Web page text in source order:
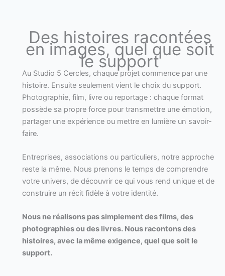
Des histoires racontées
en images, quel que soit
le support
Au Studio 5 Cercles, chaque projet commence par une
histoire. Ensuite seulement vient le choix du support.
Photographie, film, livre ou reportage : chaque format
possède sa propre force pour transmettre une émotion,
partager une expérience ou mettre en lumière un savoir-
faire.
Entreprises, associations ou particuliers, notre approche
reste la même. Nous prenons le temps de comprendre
votre univers, de découvrir ce qui vous rend unique et de
construire un récit fidèle à votre identité.
Nous ne réalisons pas simplement des films, des
photographies ou des livres. Nous racontons des
histoires, avec la même exigence, quel que soit le
support.